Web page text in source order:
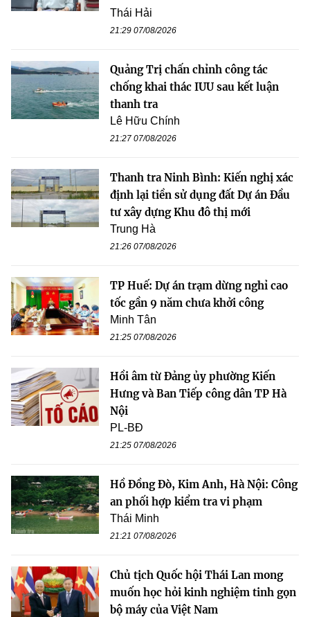
Thái Hải
21:29 07/08/2026
Quảng Trị chấn chỉnh công tác
chống khai thác IUU sau kết luận
thanh tra
Lê Hữu Chính
21:27 07/08/2026
Thanh tra Ninh Bình: Kiến nghị xác
định lại tiền sử dụng đất Dự án Đầu
tư xây dựng Khu đô thị mới
Trung Hà
21:26 07/08/2026
TP Huế: Dự án trạm dừng nghỉ cao
tốc gần 9 năm chưa khởi công
Minh Tân
21:25 07/08/2026
Hồi âm từ Đảng ủy phường Kiến
Hưng và Ban Tiếp công dân TP Hà
Nội
PL-BĐ
21:25 07/08/2026
Hồ Đồng Đò, Kim Anh, Hà Nội: Công
an phối hợp kiểm tra vi phạm
Thái Minh
21:21 07/08/2026
Chủ tịch Quốc hội Thái Lan mong
muốn học hỏi kinh nghiệm tinh gọn
bộ máy của Việt Nam